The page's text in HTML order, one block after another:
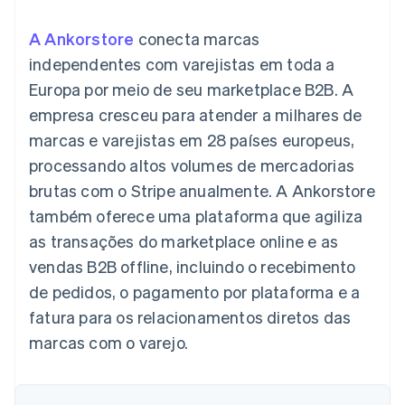
pagamento
de 125
Terminal
Pagamentos
presenciais
Authorization
Otimizações
de aceitação
Checkout
acelerado
Connections
Dados de
contas
vinculadas
contábil
Stripe Sigma
Relatórios
personalizados
Data Pipeline
Sincronização
de dados
Mais
Plataformas
SaaS
Por setor
Empresas de IA
Economia de criadores
Jogos
Hospitalidade, viagens
Seguros
Mídia e entretenimento
Organizações sem fins
lucrativos
Serviços profissionais
Varejo
uso
Emita cartões
respaldados por
stablecoins
Provisione e gerencie
serviços com agentes
Recursos
Integrações de
Exemplos de códigos
Blog de
desenvolvedores
Status da API
produto
Conferência anual das
sessões
Carreiras
Sala de imprensa
Stripe Press
Contato
Fale com a equipe de
vendas
Seja um parceiro
A Ankorstore conecta marcas
independentes com varejistas em toda a
Europa por meio de seu marketplace B2B. A
empresa cresceu para atender a milhares de
marcas e varejistas em 28 países europeus,
processando altos volumes de mercadorias
brutas com o Stripe anualmente. A Ankorstore
também oferece uma plataforma que agiliza
as transações do marketplace online e as
vendas B2B offline, incluindo o recebimento
de pedidos, o pagamento por plataforma e a
fatura para os relacionamentos diretos das
marcas com o varejo.